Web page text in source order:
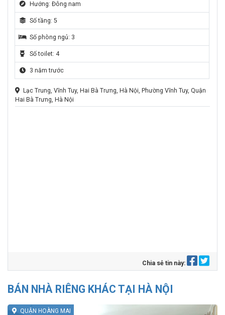
Hướng: Đông nam
Số tầng: 5
Số phòng ngủ: 3
Số toilet: 4
3 năm trước
Lạc Trung, Vĩnh Tuy, Hai Bà Trưng, Hà Nội, Phường Vĩnh Tuy, Quận
Hai Bà Trưng, Hà Nội
Chia sẻ tin này:
BÁN NHÀ RIÊNG KHÁC TẠI HÀ NỘI
QUẬN HOÀNG MAI